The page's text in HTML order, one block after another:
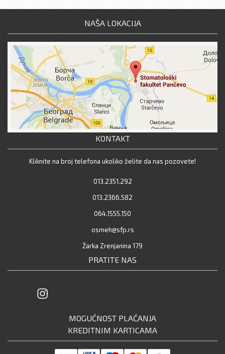
NAŠA LOKACIJA
KONTAKT
Kliknite na broj telefona ukoliko želite da nas pozovete!
013.2351.292
013.2366.582
064.1555.150
osmeh@sfp.rs
Žarka Zrenjanina 179
PRATITE NAS
MOGUĆNOST PLAĆANJA
KREDITNIM KARTICAMA